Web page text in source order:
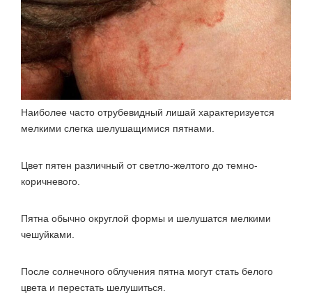
Наиболее часто отрубевидный лишай характеризуется
мелкими слегка шелушащимися пятнами.
Цвет пятен различный от светло-желтого до темно-
коричневого.
Пятна обычно округлой формы и шелушатся мелкими
чешуйками.
После солнечного облучения пятна могут стать белого
цвета и перестать шелушиться.